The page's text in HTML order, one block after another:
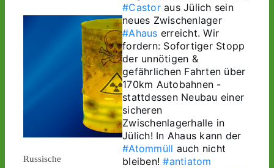
Russische
#Castor aus Jülich sein
neues Zwischenlager
#Ahaus erreicht. Wir
fordern: Sofortiger Stopp
der unnötigen &
gefährlichen Fahrten über
170km Autobahnen -
stattdessen Neubau einer
sicheren
Zwischenlagerhalle in
#Atommüll auch nicht
bleiben! #antiatom